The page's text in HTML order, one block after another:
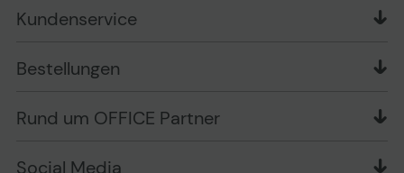
Kundenservice
Bewertungsrichtlinien
Wissen mit OP
Markenshops
Bestellungen
Versand im Namen Dritter
Rund um OFFICE Partner
Stellenangebote
Telefon: +49 (0) 2542 / 9558250
Ansprechpartner bei fehlerhafter Ware und Schäden
Social Media